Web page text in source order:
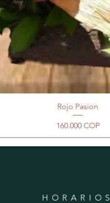
Rojo Pasion
Precio
160.000 COP
HORARIOS